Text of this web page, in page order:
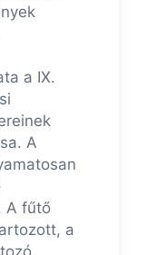
a IX.
A
A fűtő
a